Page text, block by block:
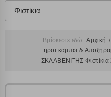
Φιστίκια
Βρίσκεστε εδώ: Αρχική
Ξηροί καρποί &
ΣΚΛΑΒΕΝΙΤΗΣ Φιστίκια